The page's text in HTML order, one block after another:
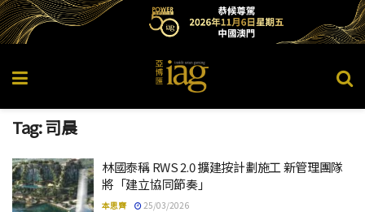
Tag:司晨
林國泰稱 RWS 2.0 擴建按計劃施工 新管理團隊
將「建立協同節奏」
本思齊 25/03/2026